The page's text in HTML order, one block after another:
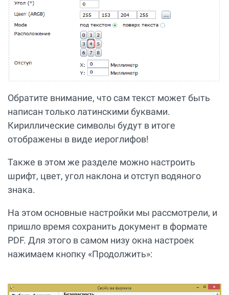
Обратите внимание, что сам текст может быть
написан только латинскими буквами.
Кириллические символы будут в итоге
отображены в виде иероглифов!
Также в этом же разделе можно настроить
шрифт, цвет, угол наклона и отступ водяного
знака.
На этом основные настройки мы рассмотрели, и
пришло время сохранить документ в формате
PDF. Для этого в самом низу окна настроек
нажимаем кнопку «Продолжить»: